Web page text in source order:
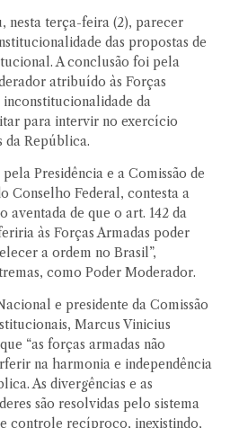
nesta terça-feira (2), parecer
das propostas de
A conclusão foi pela
atribuído às Forças
inconstitucionalidade da
para intervir no exercício
da República.
Presidência e a Comissão de
Conselho Federal, contesta a
aventada de que o art. 142 da
às Forças Armadas poder
a ordem no Brasil”,
como Poder Moderador.
e presidente da Comissão
Marcus Vinicius
“as forças armadas não
na harmonia e independência
As divergências e as
são resolvidas pelo sistema
controle recíproco, inexistindo,